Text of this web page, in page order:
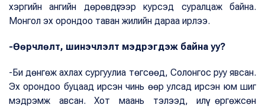
хэргийн ангийн дөрөвдүгээр курсэд суралцаж байна.
Монгол эх орондоо таван жилийн дараа ирлээ.
-Өөрчлөлт, шинэчлэлт мэдрэгдэж байна уу?
-Би дөнгөж ахлах сургуулиа төгсөөд, Солонгос руу явсан.
Эх орондоо буцаад ирсэн чинь өөр улсад ирсэн юм шиг
мэдрэмж авсан. Хот маань тэлээд, илүү өргөжсөн